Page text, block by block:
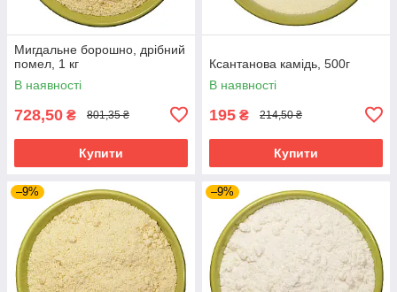
Мигдальне борошно, дрібний
помел, 1 кг
В наявності
728,50 ₴ 801,35 ₴
Купити
Ксантанова камідь, 500г
В наявності
195 ₴ 214,50 ₴
Купити
–9% –9%